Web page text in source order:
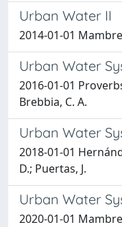
Urban Water II
2014-01-01
Urban Water
2016-01-01
Brebbia, C. A.
Urban Water
2018-01-01
D.; Puertas, J.
Urban Water
2020-01-01